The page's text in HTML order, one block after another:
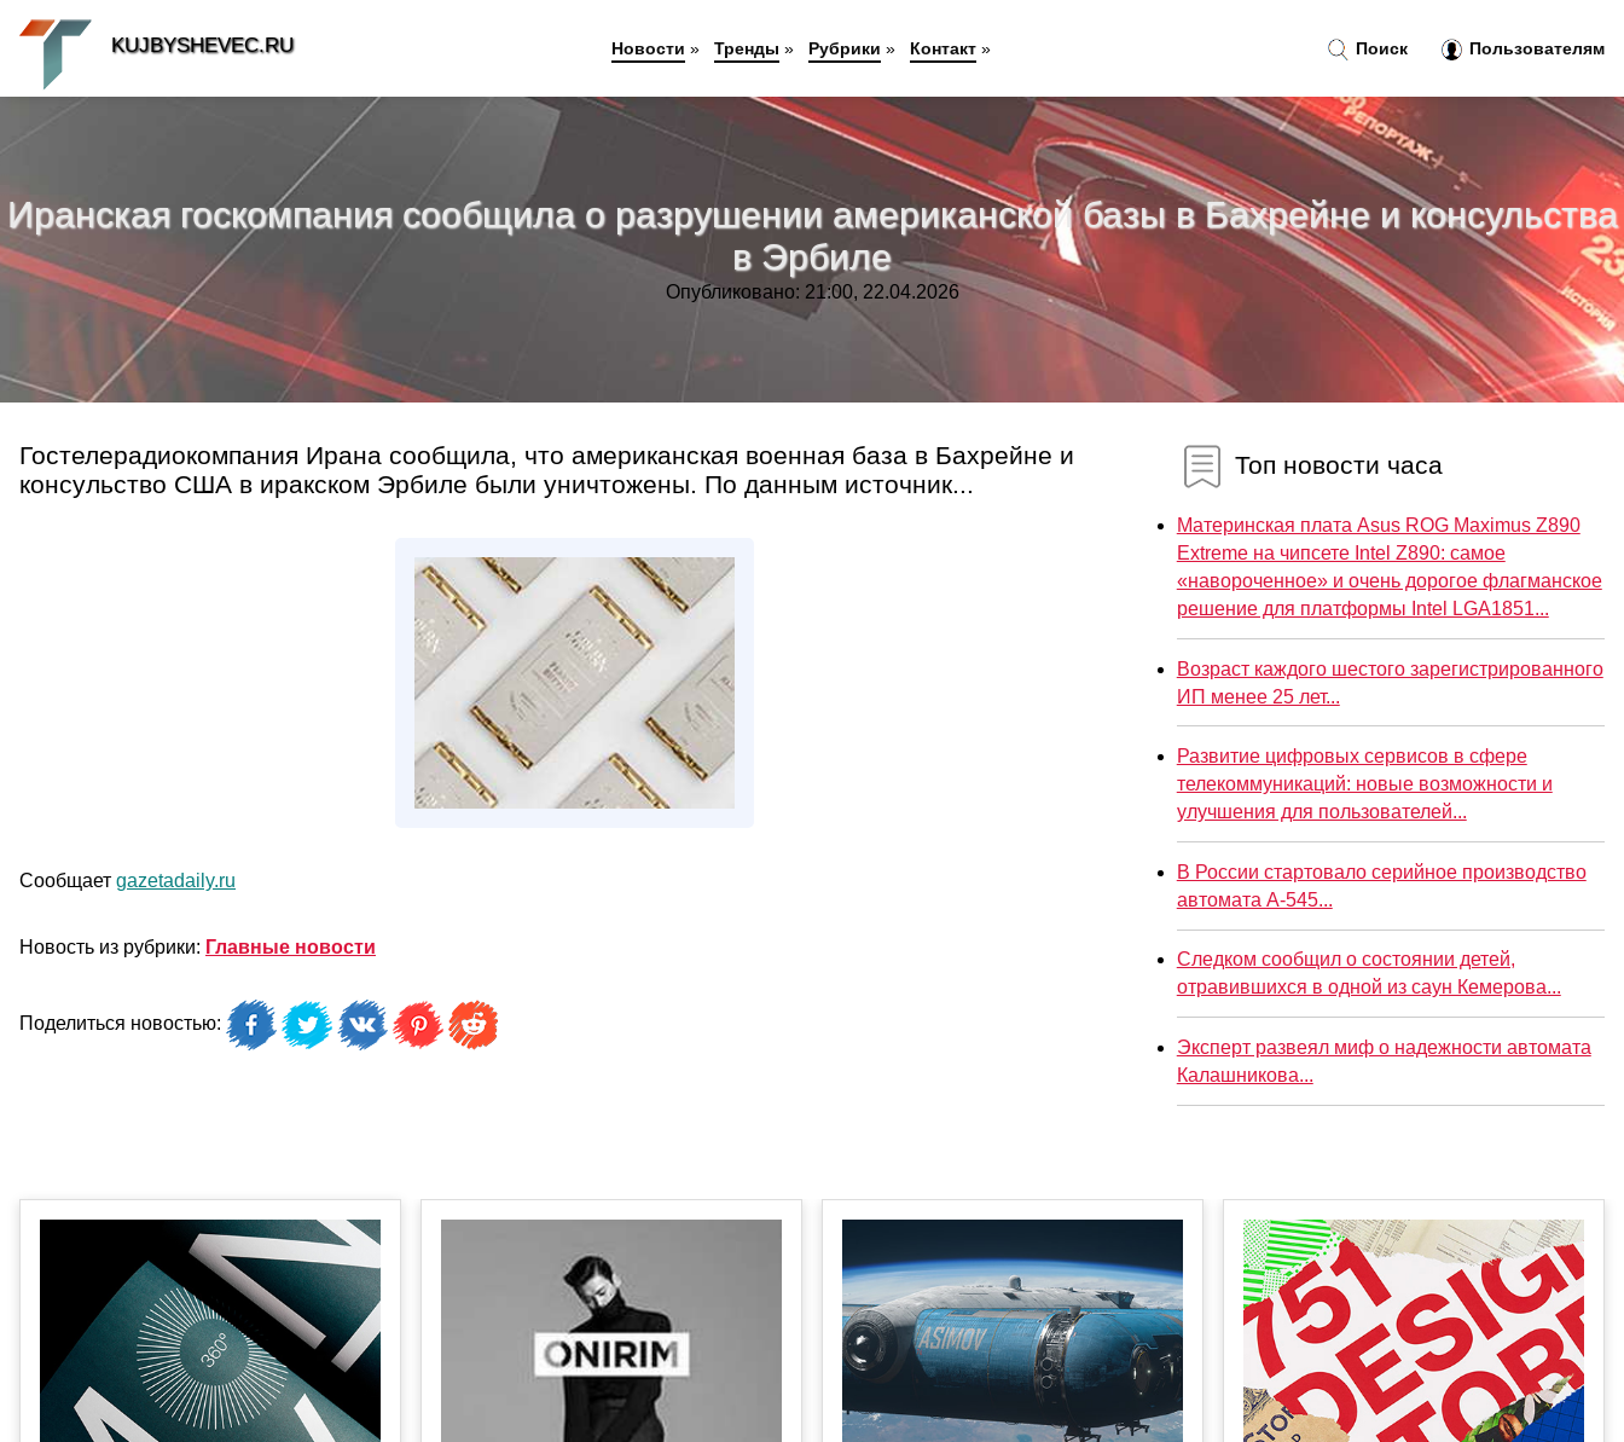
Иранская госкомпания сообщила о разрушении американской базы в Бахрейне и консульства
в Эрбиле
Опубликовано: 21:00, 22.04.2026
Гостелерадиокомпания Ирана сообщила, что американская военная база в Бахрейне и
консульство США в иракском Эрбиле были уничтожены. По данным источник...
Сообщает gazetadaily.ru
Новость из рубрики: Главные новости
Поделиться новостью:
Топ новости часа
Материнская плата Asus ROG Maximus Z890
Extreme на чипсете Intel Z890: самое
«навороченное» и очень дорогое флагманское
решение для платформы Intel LGA1851...
Возраст каждого шестого зарегистрированного
ИП менее 25 лет...
Развитие цифровых сервисов в сфере
телекоммуникаций: новые возможности и
улучшения для пользователей...
В России стартовало серийное производство
автомата А-545...
Следком сообщил о состоянии детей,
отравившихся в одной из саун Кемерова...
Эксперт развеял миф о надежности автомата
Калашникова...
Поиск Пользователям
KUJBYSHEVEC.RU Новости » Тренды » Рубрики » Контакт»